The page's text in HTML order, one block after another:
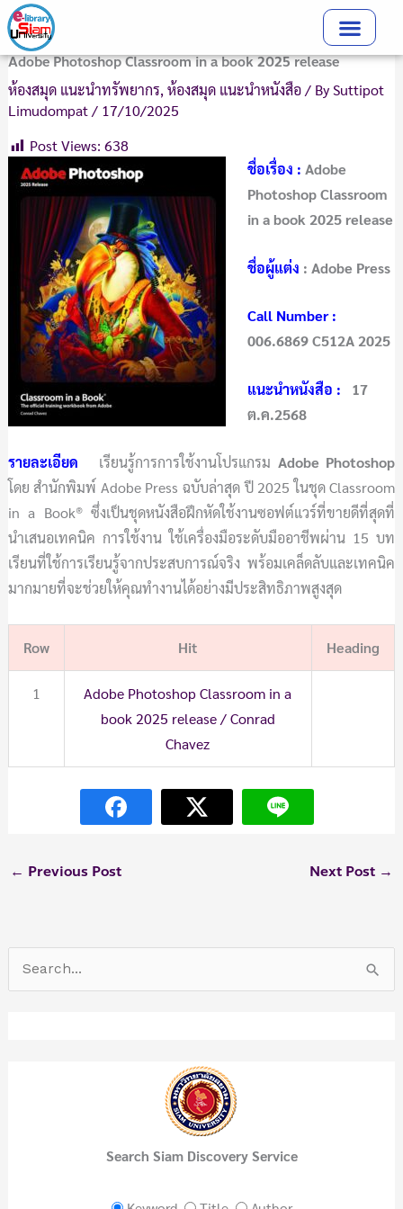
Skip
to
content
Adobe Photoshop Classroom in a book 2025 release
ห้องสมุด แนะนำทรัพยากร, ห้องสมุด แนะนำหนังสือ/ BySuttipot
Limudompat/ 17/10/2025
Post Views: 638
ชื่อเรื่อง : Adobe
Photoshop Classroom
in a book 2025 release
ชื่อผู้แต่ง : Adobe Press
Call Number :
006.6869 C512A 2025
แนะนำหนังสือ : 17
ต.ค.2568
รายละเอียด เรียนรู้การการใช้งานโปรแกรม Adobe Photoshop
โดย สำนักพิมพ์ Adobe Press ฉบับล่าสุด ปี 2025 ในชุด Classroom
in a Book® ซึ่งเป็นชุดหนังสือฝึกหัดใช้งานซอฟต์แวร์ที่ขายดีที่สุดที่
นำเสนอเทคนิค การใช้งาน ใช้เครื่องมือระดับมืออาชีพผ่าน 15 บท
เรียนที่ใช้การเรียนรู้จากประสบการณ์จริง พร้อมเคล็ดลับและเทคนิค
มากมายที่จะช่วยให้คุณทำงานได้อย่างมีประสิทธิภาพสูงสุด
Row Hit Heading
1
Adobe Photoshop Classroom in a
book 2025 release / Conrad
Chavez
← Previous Post Next Post →
e
Search Siam Discovery Service